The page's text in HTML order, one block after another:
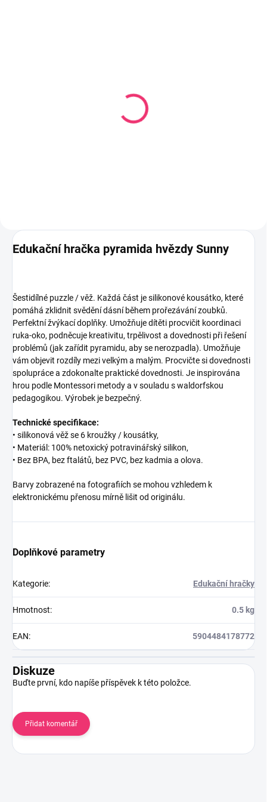
Edukační hračka pyramida hvězdy Sunny
Šestidílné puzzle / věž. Každá část je silikonové kousátko, které
pomáhá zklidnit svědění dásní během prořezávání zoubků.
Perfektní žvýkací doplňky. Umožňuje dítěti procvičit koordinaci
ruka-oko, podněcuje kreativitu, trpělivost a dovednosti při řešení
problémů (jak zařídit pyramidu, aby se nerozpadla). Umožňuje
vám objevit rozdíly mezi velkým a malým. Procvičte si dovednosti
spolupráce a zdokonalte praktické dovednosti. Je inspirována
hrou podle Montessori metody a v souladu s waldorfskou
pedagogikou. Výrobek je bezpečný.
Technické specifikace:
• silikonová věž se 6 kroužky / kousátky,
• Materiál: 100% netoxický potravinářský silikon,
• Bez BPA, bez ftalátů, bez PVC, bez kadmia a olova.
Barvy zobrazené na fotografiích se mohou vzhledem k
elektronickému přenosu mírně lišit od originálu.
Doplňkové parametry
Kategorie: Edukační hračky
Hmotnost: 0.5 kg
EAN: 5904484178772
Diskuze
Buďte první, kdo napíše příspěvek k této položce.
Přidat komentář